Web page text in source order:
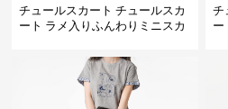
チュールスカート チュールスカ
ート ラメ入りふんわりミニスカ
チ
ー